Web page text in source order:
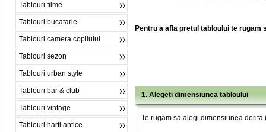
Tablouri filme
Tablouri bucatarie
Tablouri camera copilului
Tablouri sezon
Tablouri urban style
Tablouri bar & club
Tablouri vintage
Tablouri harti antice
Pentru a afla pretul tabloului te rugam
1. Alegeti dimensiunea tabloului
Te rugam sa alegi dimensiunea dorita